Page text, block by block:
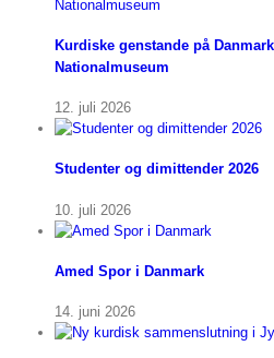
Kurdiske genstande på
Nationalmuseum
12. juli 2026
Studenter og dimittender 2026
10. juli 2026
Amed Spor i Danmark
14. juni 2026